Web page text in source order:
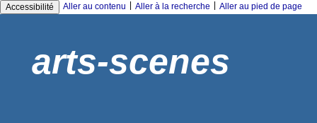
Accessibilité Aller au contenu Aller à la recherche Aller au pied de page
arts-scenes